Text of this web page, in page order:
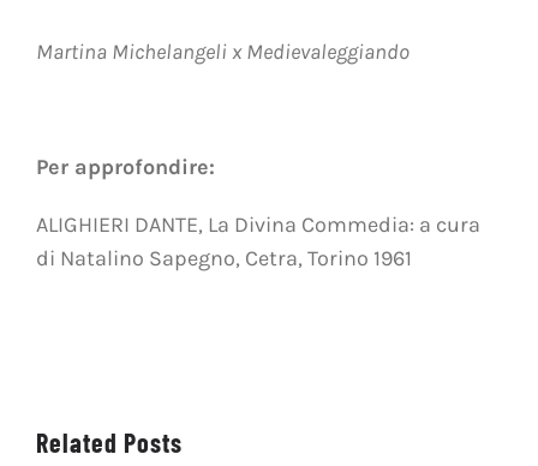
Martina Michelangeli x Medievaleggiando
Per approfondire:
ALIGHIERI DANTE, La Divina Commedia: a cura
di Natalino Sapegno, Cetra, Torino 1961
Related Posts